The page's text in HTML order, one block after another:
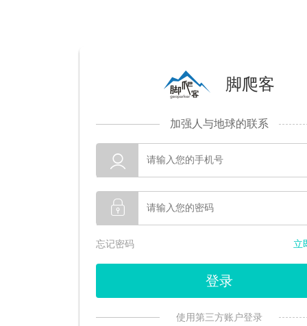
脚爬客
加强人与地球的联系
忘记密码 立
登录
使用第三方账户登录